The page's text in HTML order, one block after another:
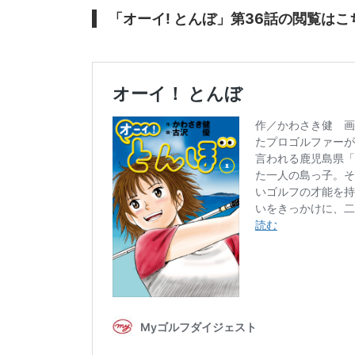
「オーイ! とんぼ」第36話の閲覧はこ